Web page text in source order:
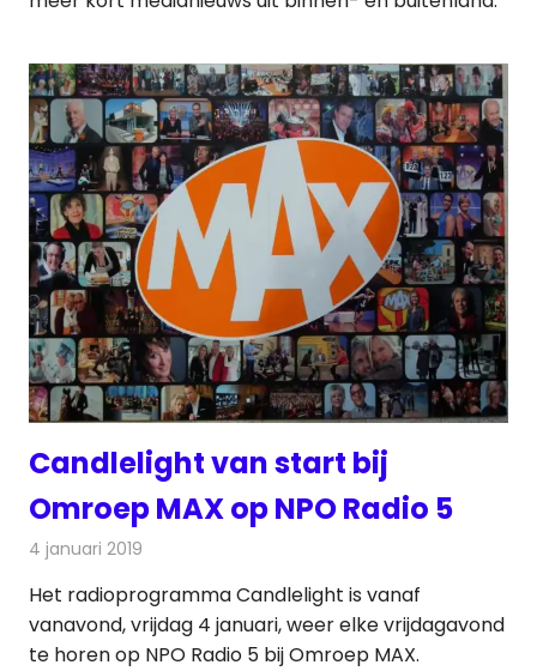
Candlelight van start bij
Omroep MAX op NPO Radio 5
4 januari 2019
Het radioprogramma Candlelight is vanaf
vanavond, vrijdag 4 januari, weer elke vrijdagavond
te horen op NPO Radio 5 bij Omroep MAX.